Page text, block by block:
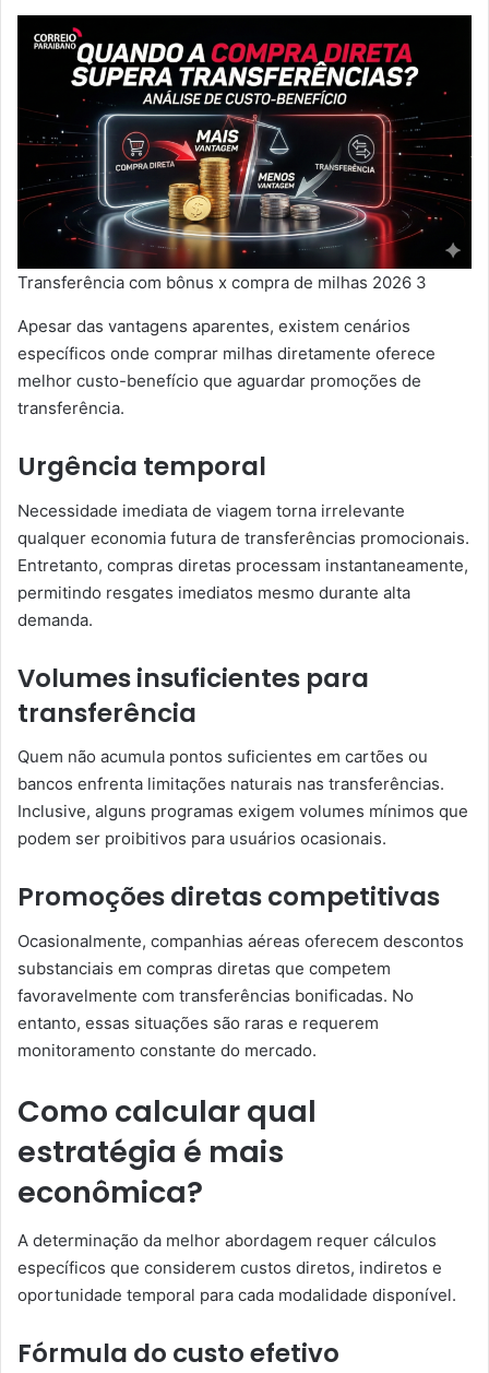
Transferência com bônus x compra de milhas 2026 3
Apesar das vantagens aparentes, existem cenários
específicos onde comprar milhas diretamente oferece
melhor custo-benefício que aguardar promoções de
transferência.
Urgência temporal
Necessidade imediata de viagem torna irrelevante
qualquer economia futura de transferências promocionais.
Entretanto, compras diretas processam instantaneamente,
permitindo resgates imediatos mesmo durante alta
demanda.
Volumes insuficientes para
transferência
Quem não acumula pontos suficientes em cartões ou
bancos enfrenta limitações naturais nas transferências.
Inclusive, alguns programas exigem volumes mínimos que
podem ser proibitivos para usuários ocasionais.
Promoções diretas competitivas
Ocasionalmente, companhias aéreas oferecem descontos
substanciais em compras diretas que competem
favoravelmente com transferências bonificadas. No
entanto, essas situações são raras e requerem
monitoramento constante do mercado.
Como calcular qual
estratégia é mais
econômica?
A determinação da melhor abordagem requer cálculos
específicos que considerem custos diretos, indiretos e
oportunidade temporal para cada modalidade disponível.
Fórmula do custo efetivo